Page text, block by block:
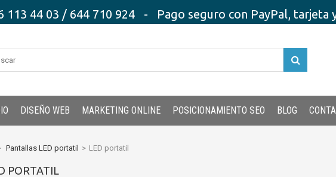
44 03 / 644 710 924 - Pago seguro con PayPal, tarjeta
DISEÑO WEB MARKETING ONLINE POSICIONAMIENTO SEO BLOG
Pantallas LED portatil > LED portatil
PORTATIL